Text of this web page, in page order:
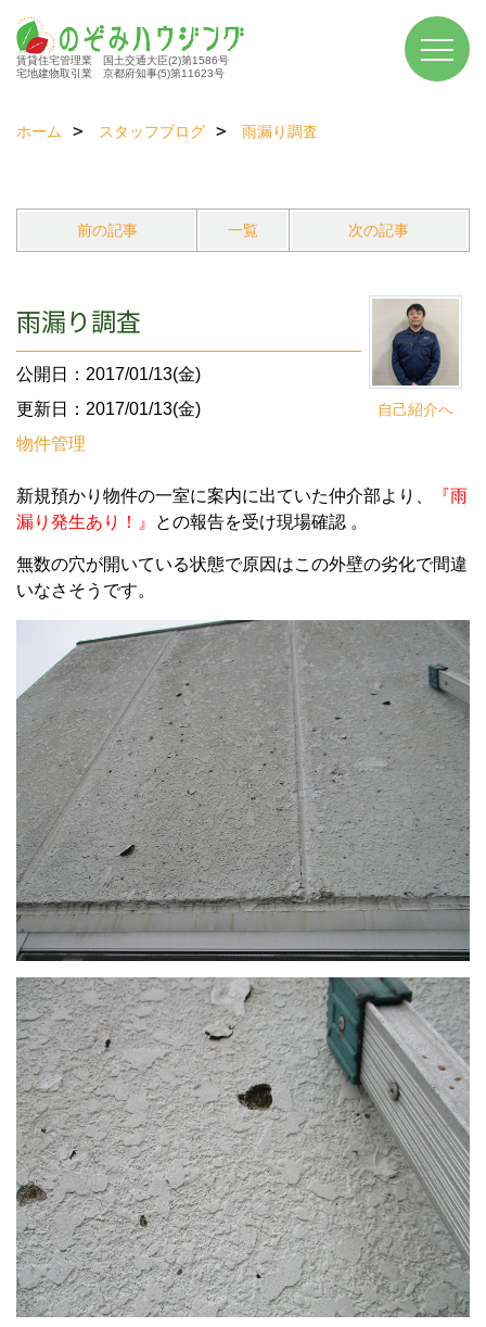
賃貸住宅管理業 国土交通大臣(2)第1586号
宅地建物取引業 京都府知事(5)第11623号
ホーム スタッフブログ 雨漏り調査
前の記事 一覧 次の記事
自己紹介へ
雨漏り調査
公開日：2017/01/13(金)
更新日：2017/01/13(金)
物件管理
新規預かり物件の一室に案内に出ていた仲介部より、
『雨
漏り発生あり！』
との報告を受け現場確認 。
無数の穴が開いている状態で原因はこの外壁の劣化で間違
いなさそうです。